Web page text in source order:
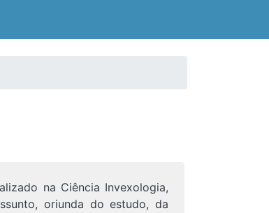
na Ciência Invexologia,
oriunda do estudo, da